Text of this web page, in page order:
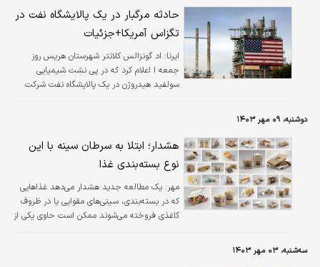
حادثه مرگبار در یک پالایشگاه نفت در
تگزاس آمریکا+جزئیات
ایرنا: اد گونزالس کلانتر شهرستان هریس روز
جمعه ا اعلام کرد که در پی نشت شیمیایی
سولفید هیدروژن در یک پالایشگاه نفت شرکت
دوشنبه، ۰۹ مهر ۱۴۰۳
هشدار؛ ابتلا به سرطان سینه با این
نوع بسته‌بندی غذا
مهر: یک مطالعه جدید هشدار می‌دهد غذاهایی
که در بسته‌بندی، سینی‌های مقوایی یا در ظروف
کاغذی فروخته می‌شوند ممکن است حاوی یکی از
سه‌شنبه، ۰۳ مهر ۱۴۰۳